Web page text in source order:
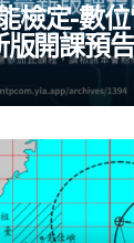
檢定-數
開課預告